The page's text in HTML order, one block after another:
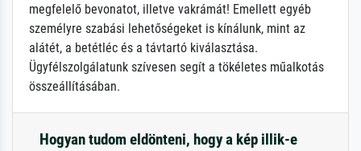
megfelelő bevonatot, illetve vakrámát! Emellett egyéb
személyre szabási lehetőségeket is kínálunk, mint az
alátét, a betétléc és a távtartó kiválasztása.
Ügyfélszolgálatunk szívesen segít a tökéletes műalkotás
összeállításában.
Hogyan tudom eldönteni, hogy a kép illik-e